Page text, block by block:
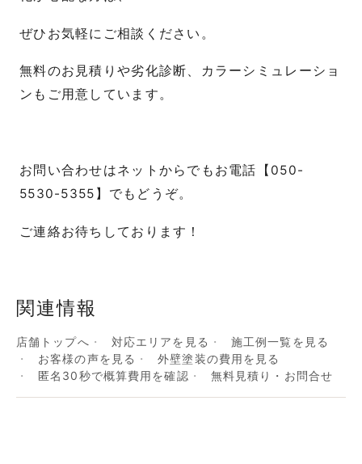
ぜひお気軽にご相談ください。
無料のお見積りや劣化診断、カラーシミュレーショ
ンもご用意しています。
お問い合わせはネットからでもお電話【050-
5530-5355】でもどうぞ。
ご連絡お待ちしております！
関連情報
店舗トップへ 対応エリアを見る
施工例一覧を見る
お客様の声を見る
外壁塗装の費用を見る
匿名30秒で概算費用を確認
無料見積り・お問合せ